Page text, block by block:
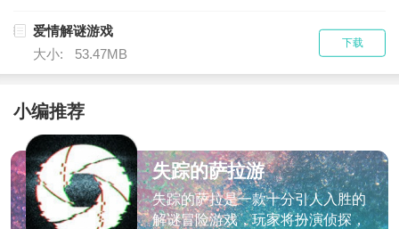
爱情解谜游戏
大小:
53.47MB
下载
小编推荐
失踪的萨拉游
戏
失踪的萨拉是一款十分引人入胜的
解谜冒险游戏，玩家将扮演侦探，